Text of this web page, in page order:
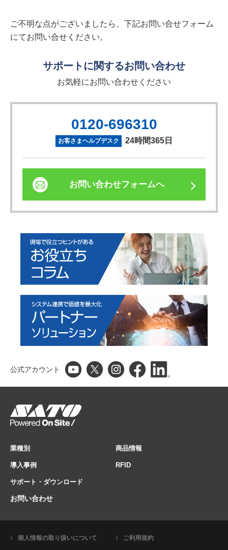
ご不明な点がございましたら、下記お問い合せフォーム
にてお問い合せください。
サポートに関するお問い合わせ
お気軽にお問い合わせください
0120-696310
お客さまヘルプデスク 24時間365日
お問い合わせフォームへ
公式アカウント
業種別 商品情報
導入事例 RFID
サポート・ダウンロード
お問い合わせ
個人情報の取り扱いについて ご利用規約